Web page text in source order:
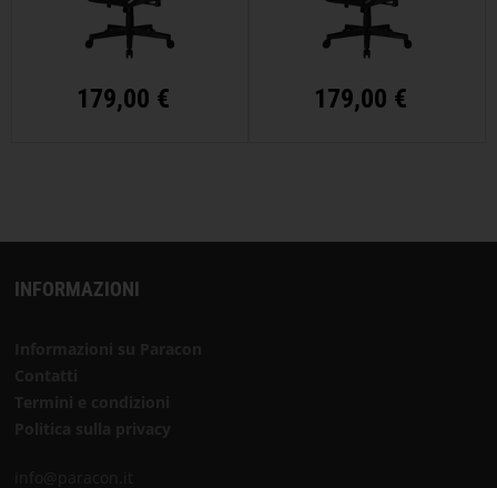
179,00 € 179,00 €
INFORMAZIONI